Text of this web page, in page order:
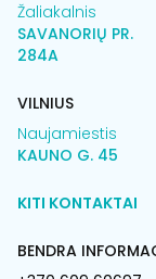
Žaliakalnis
SAVANORIŲ PR.
284A
VILNIUS
Naujamiestis
KAUNO G. 45
KITI KONTAKTAI
BENDRA